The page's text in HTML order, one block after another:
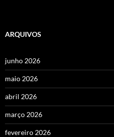
ARQUIVOS
junho 2026
maio 2026
abril 2026
março 2026
fevereiro 2026